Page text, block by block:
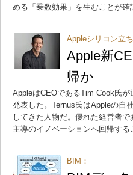
める「乗数効果」を生むことが確
Appleシリコン立
Apple新
帰か
AppleはCEOであるTim Cook氏
発表した。Ternus氏はAppleの自
してきた人物だ。優れた経営者
主導のイノベーションへ回帰する
BIM：